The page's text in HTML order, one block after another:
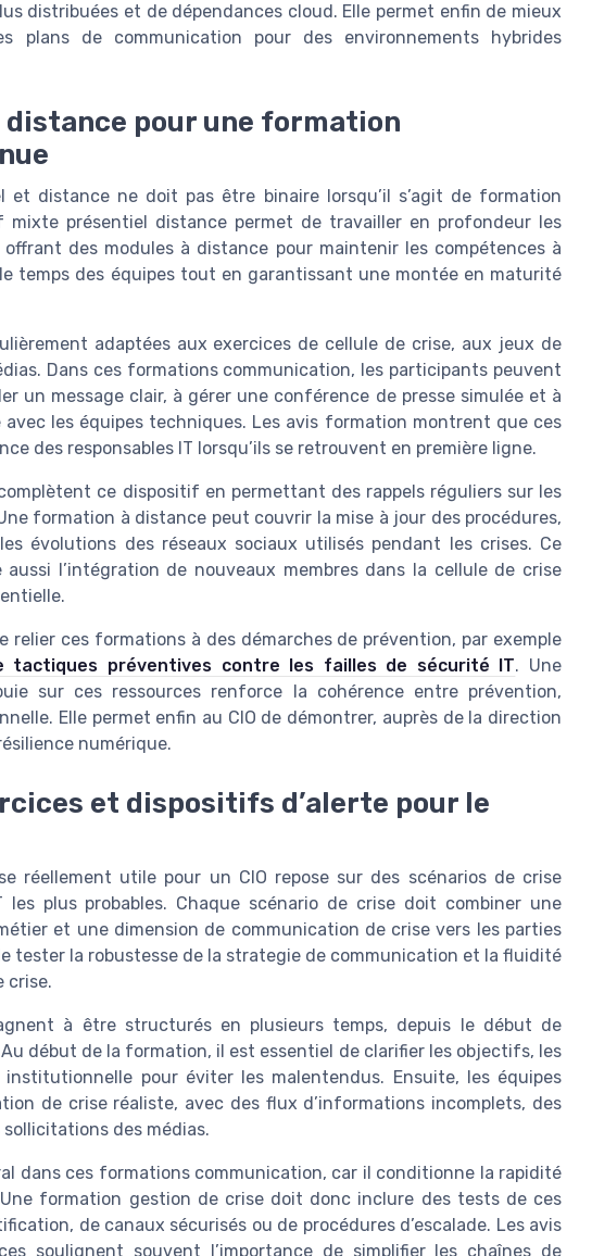
distribuées et de dépendances cloud. Elle permet enfin de mieux
plans de communication pour des environnements hybrides
pour une formation
et distance ne doit pas être binaire lorsqu’il s’agit de formation
mixte présentiel distance permet de travailler en profondeur les
des modules à distance pour maintenir les compétences à
temps des équipes tout en garantissant une montée en maturité
adaptées aux exercices de cellule de crise, aux jeux de
Dans ces formations communication, les participants peuvent
un message clair, à gérer une conférence de presse simulée et à
les équipes techniques. Les avis formation montrent que ces
des responsables IT lorsqu’ils se retrouvent en première ligne.
ce dispositif en permettant des rappels réguliers sur les
formation à distance peut couvrir la mise à jour des procédures,
évolutions des réseaux sociaux utilisés pendant les crises. Ce
l’intégration de nouveaux membres dans la cellule de crise
relier ces formations à des démarches de prévention, par exemple
tactiques préventives contre les failles de sécurité IT. Une
sur ces ressources renforce la cohérence entre prévention,
Elle permet enfin au CIO de démontrer, auprès de la direction
numérique.
et dispositifs d’alerte pour le
réellement utile pour un CIO repose sur des scénarios de crise
plus probables. Chaque scénario de crise doit combiner une
et une dimension de communication de crise vers les parties
tester la robustesse de la strategie de communication et la fluidité
crise.
à être structurés en plusieurs temps, depuis le début de
début de la formation, il est essentiel de clarifier les objectifs, les
pour éviter les malentendus. Ensuite, les équipes
de crise réaliste, avec des flux d’informations incomplets, des
des médias.
dans ces formations communication, car il conditionne la rapidité
formation gestion de crise doit donc inclure des tests de ces
de canaux sécurisés ou de procédures d’escalade. Les avis
soulignent souvent l’importance de simplifier les chaînes de